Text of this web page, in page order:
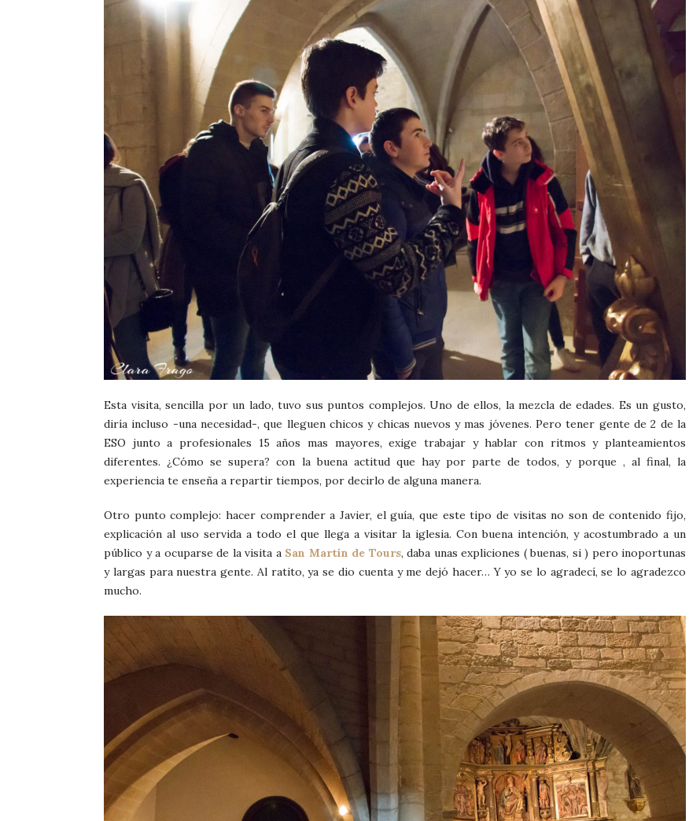
Esta visita, sencilla por un lado, tuvo sus puntos complejos. Uno de ellos, la mezcla de edades. Es un gusto,
diría incluso -una necesidad-, que lleguen chicos y chicas nuevos y mas jóvenes. Pero tener gente de 2 de la
ESO junto a profesionales 15 años mas mayores, exige trabajar y hablar con ritmos y planteamientos
diferentes. ¿Cómo se supera? con la buena actitud que hay por parte de todos, y porque , al final, la
experiencia te enseña a repartir tiempos, por decirlo de alguna manera.
Otro punto complejo: hacer comprender a Javier, el guía, que este tipo de visitas no son de contenido fijo,
explicación al uso servida a todo el que llega a visitar la iglesia. Con buena intención, y acostumbrado a un
público y a ocuparse de la visita a San Martín de Tours, daba unas expliciones ( buenas, si ) pero inoportunas
y largas para nuestra gente. Al ratito, ya se dio cuenta y me dejó hacer… Y yo se lo agradecí, se lo agradezco
mucho.